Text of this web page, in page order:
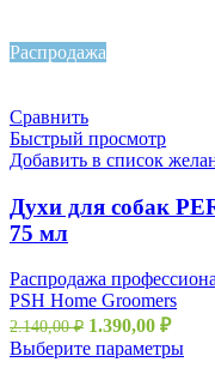
Распродажа
Сравнить
Быстрый просмотр
Добавить в список
Духи для собак
75 мл
Распродажа
PSH Home Groomers
2.140,00₽ 1.390,00 ₽
Выберите параметры